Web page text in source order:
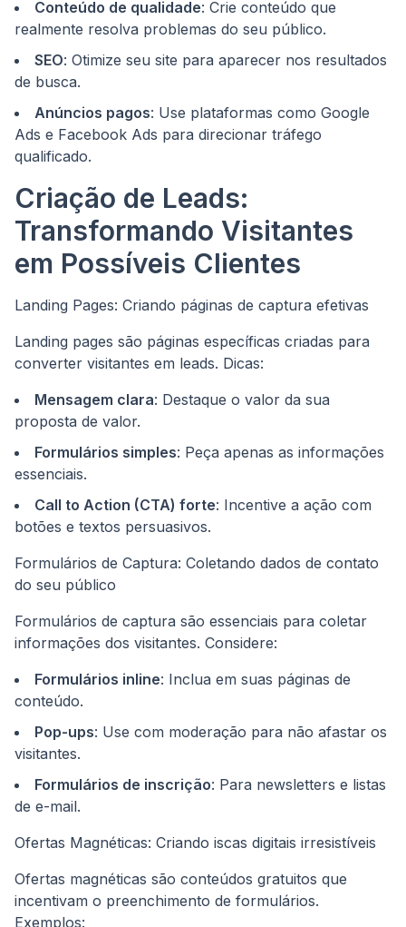
Conteúdo de qualidade: Crie conteúdo que
realmente resolva problemas do seu público.
SEO: Otimize seu site para aparecer nos resultados
de busca.
Anúncios pagos: Use plataformas como Google
Ads e Facebook Ads para direcionar tráfego
qualificado.
Criação de Leads:
Transformando Visitantes
em Possíveis Clientes
Landing Pages: Criando páginas de captura efetivas
Landing pages são páginas específicas criadas para
converter visitantes em leads. Dicas:
Mensagem clara: Destaque o valor da sua
proposta de valor.
Formulários simples: Peça apenas as informações
essenciais.
Call to Action (CTA) forte: Incentive a ação com
botões e textos persuasivos.
Formulários de Captura: Coletando dados de contato
do seu público
Formulários de captura são essenciais para coletar
informações dos visitantes. Considere:
Formulários inline: Inclua em suas páginas de
conteúdo.
Pop-ups: Use com moderação para não afastar os
visitantes.
Formulários de inscrição: Para newsletters e listas
de e-mail.
Ofertas Magnéticas: Criando iscas digitais irresistíveis
Ofertas magnéticas são conteúdos gratuitos que
incentivam o preenchimento de formulários.
Exemplos: